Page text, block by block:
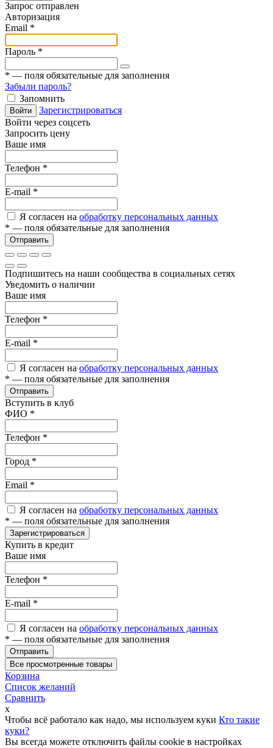
Запрос отправлен
Авторизация
Email *
Пароль *
* — поля обязательные для заполнения
Забыли пароль?
Запомнить
Войти
Зарегистрироваться
Войти через соцсеть
Запросить цену
Ваше имя
Телефон *
E-mail *
Я согласен на обработку персональных данных
* — поля обязательные для заполнения
Отправить
Подпишитесь на наши сообщества в социальных сетях
Уведомить о наличии
Ваше имя
Телефон *
E-mail *
Я согласен на обработку персональных данных
* — поля обязательные для заполнения
Отправить
Вступить в клуб
ФИО *
Телефон *
Город *
Email *
Я согласен на обработку персональных данных
* — поля обязательные для заполнения
Зарегистрироваться
Купить в кредит
Ваше имя
Телефон *
E-mail *
Я согласен на обработку персональных данных
* — поля обязательные для заполнения
Отправить
Все просмотренные товары
Корзина
Список желаний
Сравнить
x
Чтобы всё работало как надо, мы используем куки Кто такие
куки?
Вы всегда можете отключить файлы cookie в настройках